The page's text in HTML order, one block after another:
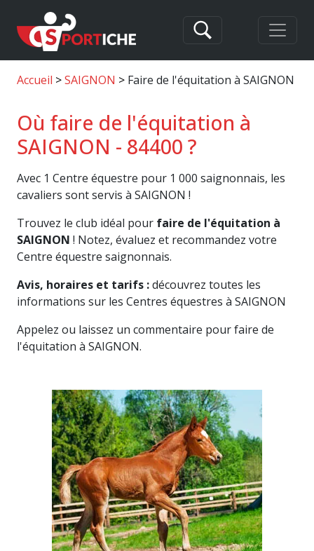
Accueil SAIGNON Faire de l'équitation à SAIGNON
Où faire de l'équitation à
SAIGNON - 84400 ?
Avec 1 Centre équestre pour 1 000 saignonnais, les
cavaliers sont servis à SAIGNON !
Trouvez le club idéal pour faire de l'équitation à
SAIGNON ! Notez, évaluez et recommandez votre
Centre équestre saignonnais.
Avis, horaires et tarifs :découvrez toutes les
informations sur les Centres équestres à SAIGNON
Appelez ou laissez un commentaire pour faire de
l'équitation à SAIGNON.